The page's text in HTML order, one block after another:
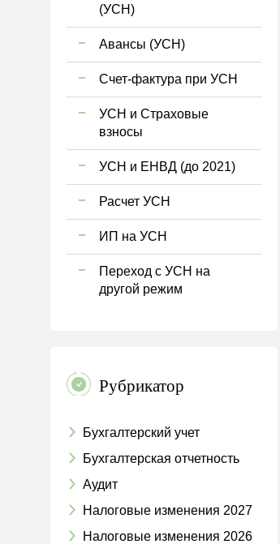
(УСН)
Авансы (УСН)
Счет-фактура при УСН
УСН и Страховые
взносы
УСН и ЕНВД (до 2021)
Расчет УСН
ИП на УСН
Переход с УСН на
другой режим
Рубрикатор
Бухгалтерский учет
Бухгалтерская отчетность
Аудит
Налоговые изменения 2027
Налоговые изменения 2026